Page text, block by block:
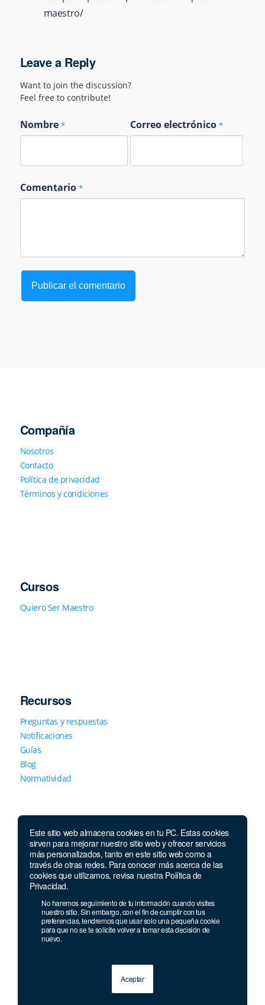
Este sitio web almacena cookies en tu PC. Estas cookies
sirven para mejorar nuestro sitio web y ofrecer servicios
más personalizados, tanto en este sitio web como a
través de otras redes. Para conocer más acerca de las
cookies que utilizamos, revisa nuestra Política de
Privacidad.
No haremos seguimiento de tu información cuando visites
nuestro sitio. Sin embargo, con el fin de cumplir con tus
preferencias, tendremos que usar solo una pequeña cookie
para que no se te solicite volver a tomar esta decisión de
nuevo.
Aceptar
maestro/
Leave a Reply
Want to join the discussion?
Feel free to contribute!
Nombre * Correo electrónico*
Comentario *
Compañía
Nosotros
Contacto
Política de privacidad
Términos y condiciones
Cursos
Quiero Ser Maestro
Recursos
Preguntas y respuestas
Notificaciones
Guías
Blog
Normatividad
Contáctanos
Lunes a jueves de 7 a.m.
a 5:30 p.m. Viernes de
7 a.m. a 5 p.m. Sábados de 8 a.m. a 2 p.m.
Whatsapp:+593 985 202 129